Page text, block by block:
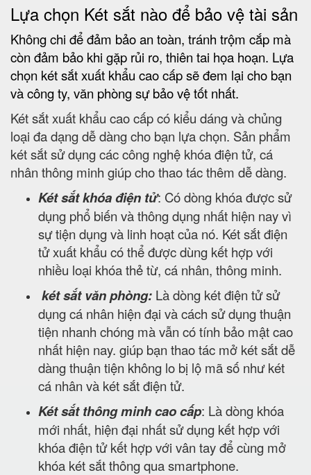
Lựa chọn Két sắt nào để bảo vệ tài sản
Không chi để đảm bảo an toàn, tránh trộm cắp mà
còn đảm bảo khi gặp rủi ro, thiên tai họa hoạn. Lựa
chọn két sắt xuất khẩu cao cấp sẽ đem lại cho bạn
và công ty, văn phòng sự bảo vệ tốt nhất.
Két sắt xuất khẩu cao cấp có kiểu dáng và chủng
loại đa dạng dễ dàng cho bạn lựa chọn. Sản phẩm
két sắt sử dụng các công nghệ khóa điện tử, cá
nhân thông minh giúp cho thao tác thêm dễ dàng.
Két sắt khóa điện tử: Có dòng khóa được sử
dụng phổ biến và thông dụng nhất hiện nay vì
sự tiện dụng và linh hoạt của nó. Két sắt điện
tử xuất khẩu có thể được dùng kết hợp với
nhiều loại khóa thẻ từ, cá nhân, thông minh.
két sắt văn phòng: Là dòng két điện tử sử
dụng cá nhân hiện đại và cách sử dụng thuận
tiện nhanh chóng mà vẫn có tính bảo mật cao
nhất hiện nay. giúp bạn thao tác mở két sắt dễ
dàng thuận tiện không lo bị lộ mã số như két
cá nhân và két sắt điện tử.
Két sắt thông minh cao cấp: Là dòng khóa
mới nhất, hiện đại nhất sử dụng kết hợp với
khóa điện tử kết hợp với vân tay để cùng mở
khóa két sắt thông qua smartphone.